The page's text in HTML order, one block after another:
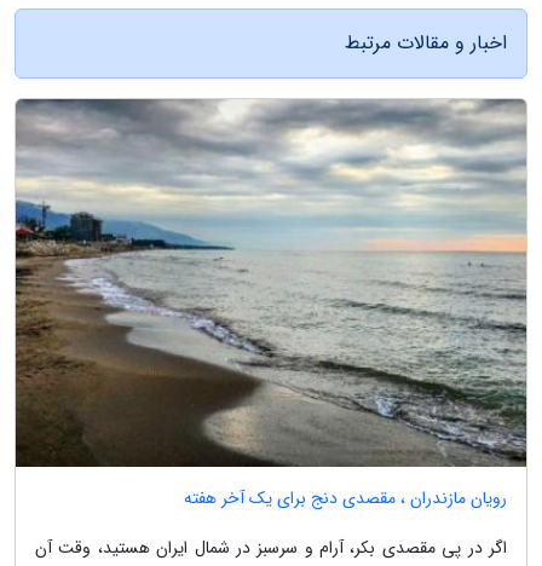
اخبار و مقالات مرتبط
رویان مازندران ، مقصدی دنج برای یک آخر هفته
اگر در پی مقصدی بکر، آرام و سرسبز در شمال ایران هستید، وقت آن